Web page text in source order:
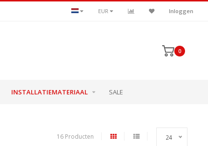
EUR Inloggen
0
INSTALLATIEMATERIAAL SALE
16 Producten 24